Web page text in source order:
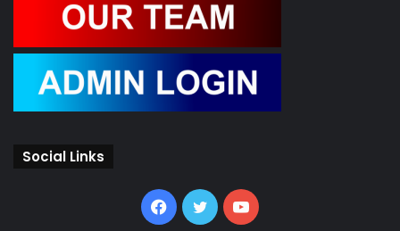
Social Links
Facebook
TwitterYouTube